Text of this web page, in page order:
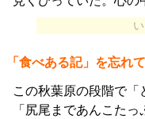
「食べある記」を忘れ
この秋葉原の段階で
「尻尾まであんこた